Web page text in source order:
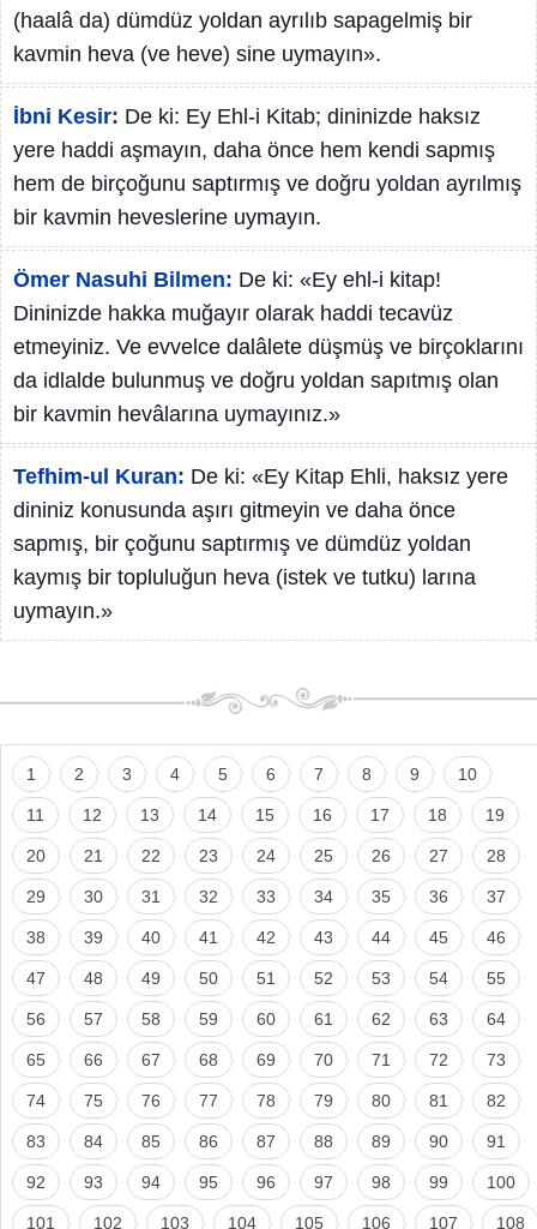
(haalâ da) dümdüz yoldan ayrılıb sapagelmiş bir
kavmin heva (ve heve) sine uymayın».
İbni Kesir: De ki: Ey Ehl-i Kitab; dininizde haksız
yere haddi aşmayın, daha önce hem kendi sapmış
hem de birçoğunu saptırmış ve doğru yoldan ayrılmış
bir kavmin heveslerine uymayın.
Ömer Nasuhi Bilmen: De ki: «Ey ehl-i kitap!
Dininizde hakka muğayır olarak haddi tecavüz
etmeyiniz. Ve evvelce dalâlete düşmüş ve birçoklarını
da idlalde bulunmuş ve doğru yoldan sapıtmış olan
bir kavmin hevâlarına uymayınız.»
Tefhim-ul Kuran: De ki: «Ey Kitap Ehli, haksız yere
dininiz konusunda aşırı gitmeyin ve daha önce
sapmış, bir çoğunu saptırmış ve dümdüz yoldan
kaymış bir topluluğun heva (istek ve tutku) larına
uymayın.»
1 2 3 4 5 6 7 8 9 10
11 12 13 14 15 16 17 18 19
20 21 22 23 24 25 26 27 28
29 30 31 32 33 34 35 36 37
38 39 40 41 42 43 44 45 46
47 48 49 50 51 52 53 54 55
56 57 58 59 60 61 62 63 64
65 66 67 68 69 70 71 72 73
74 75 76 77 78 79 80 81 82
83 84 85 86 87 88 89 90 91
92 93 94 95 96 97 98 99 100
101 102 103 104 105 106 107 108